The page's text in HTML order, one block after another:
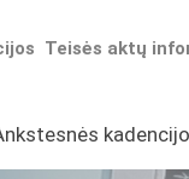
Teisės aktų